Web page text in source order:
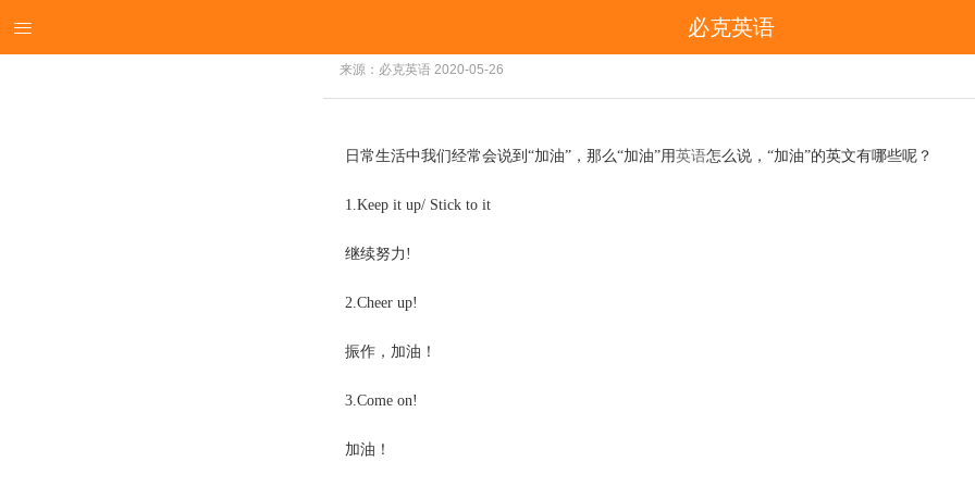
 必克英语
“加油”用英语怎么说，“加油”的各种英文！
来源：必克英语 2020-05-26
日常生活中我们经常会说到 “加油”，那么“加油”用英语怎么说，“加油”的英文有哪些呢？
1.Keep it up/ Stick to it
继续努力 !
2.Cheer up!
振作，加油！
3.Come on!
加油！